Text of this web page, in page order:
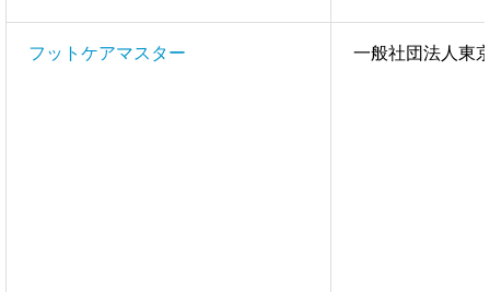
フットケアマスター 一般社団法人東